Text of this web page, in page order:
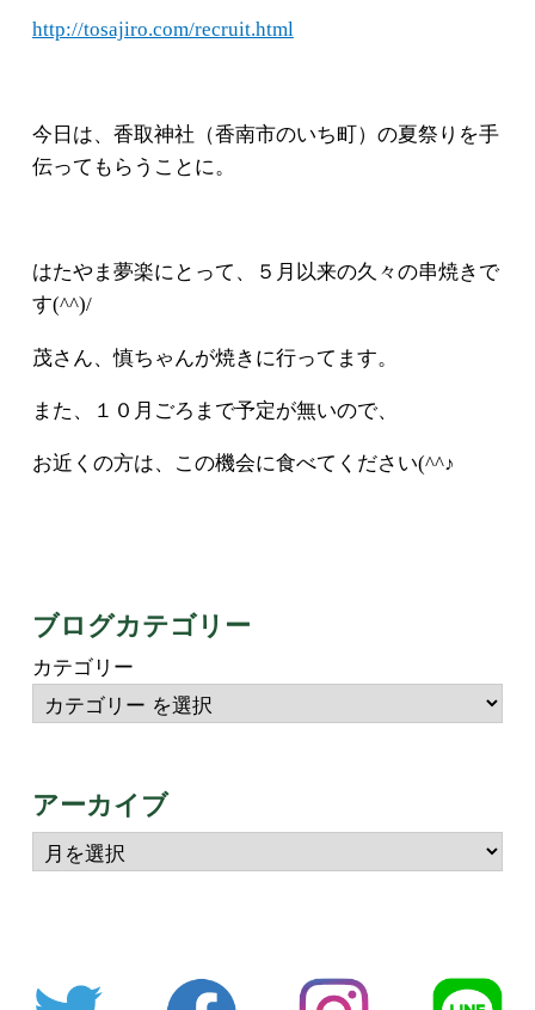
http://tosajiro.com/recruit.html
今日は、香取神社（香南市のいち町）の夏祭りを手
伝ってもらうことに。
はたやま夢楽にとって、５月以来の久々の串焼きで
す(^^)/
茂さん、慎ちゃんが焼きに行ってます。
また、１０月ごろまで予定が無いので、
お近くの方は、この機会に食べてください(^^♪
ブログカテゴリー
カテゴリー
アーカイブ